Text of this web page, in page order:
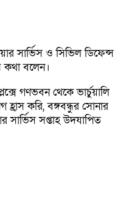
সার্ভিস ও সিভিল ডিফেন্স
কথা বলেন।
গণভবন থেকে ভার্চুয়ালি
হ্রাস করি, বঙ্গবন্ধুর সোনার
সার্ভিস সপ্তাহ উদযাপিত